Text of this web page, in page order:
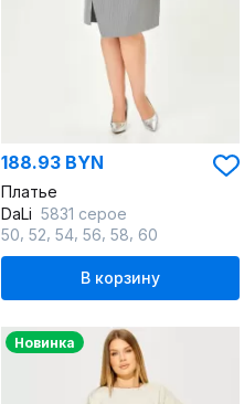
188.93 BYN
Платье
DaLi 5831 серое
50 52 54 56 58 60
В корзину
Новинка